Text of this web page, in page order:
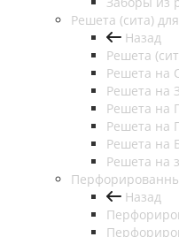
Решета (сита)
Назад
Решета
Решета на
Решета на
Решета на
Решета на
Решета на
Решета на
Назад